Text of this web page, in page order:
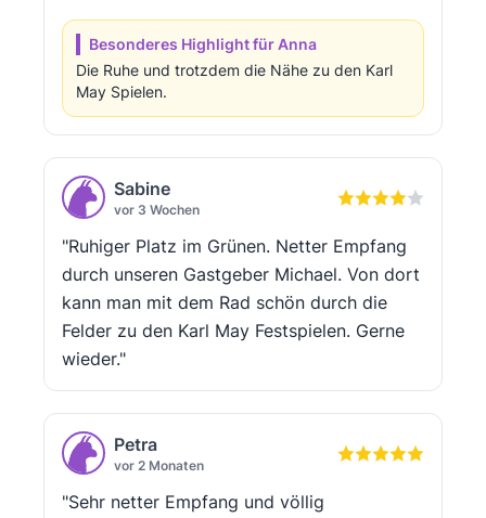
Besonderes Highlight für Anna
Die Ruhe und trotzdem die Nähe zu den Karl
May Spielen.
Sabine
vor 3 Wochen
"Ruhiger Platz im Grünen. Netter Empfang
durch unseren Gastgeber Michael. Von dort
kann man mit dem Rad schön durch die
Felder zu den Karl May Festspielen. Gerne
wieder."
Petra
vor 2 Monaten
"Sehr netter Empfang und völlig